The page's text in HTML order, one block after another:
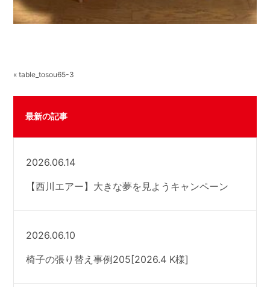
« table_tosou65-3
最新の記事
2026.06.14
【西川エアー】大きな夢を見ようキャンペーン
2026.06.10
椅子の張り替え事例205[2026.4 K様]